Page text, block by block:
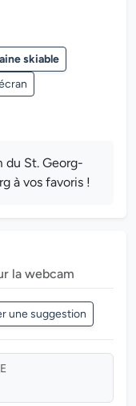
skiable
du St. Georg-
à vos favoris !
la webcam
une suggestion